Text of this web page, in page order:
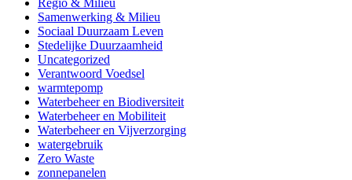
Regio & Milieu
Samenwerking & Milieu
Sociaal Duurzaam Leven
Stedelijke Duurzaamheid
Uncategorized
Verantwoord Voedsel
warmtepomp
Waterbeheer en Biodiversiteit
Waterbeheer en Mobiliteit
Waterbeheer en Vijverzorging
watergebruik
Zero Waste
zonnepanelen